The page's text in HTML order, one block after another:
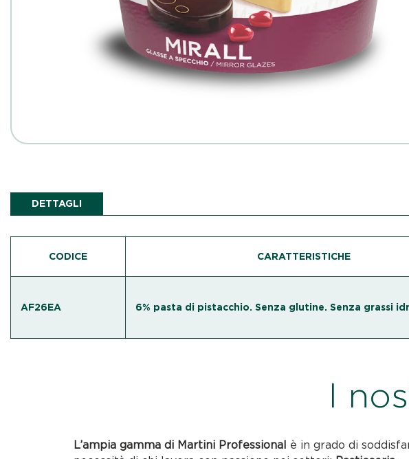
DETTAGLI
CODICE CARATTERISTICHE
AF26EA 6% pasta di pistacchio. Senza glutine. Senza grassi
I
L’ampia gamma di Martini Professional è in grado di